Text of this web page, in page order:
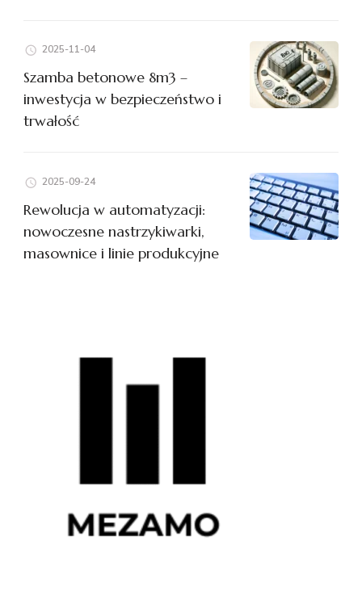
2025-11-04
Szamba betonowe 8m3 –
inwestycja w bezpieczeństwo i
trwałość
2025-09-24
Rewolucja w automatyzacji:
nowoczesne nastrzykiwarki,
masownice i linie produkcyjne